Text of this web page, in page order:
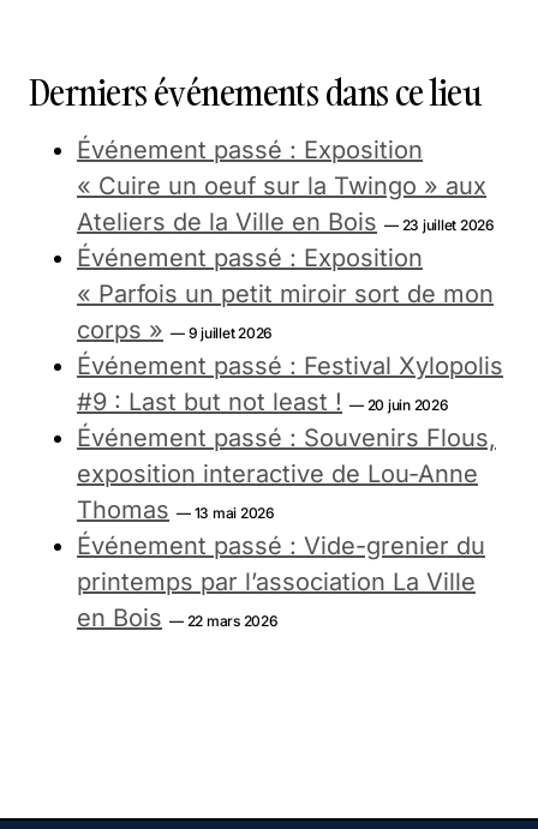
Derniers événements dans ce lieu
Événement passé : Exposition
« Cuire un oeuf sur la Twingo » aux
Ateliers de la Ville en Bois — 23 juillet 2026
Événement passé : Exposition
« Parfois un petit miroir sort de mon
corps » — 9 juillet 2026
Événement passé : Festival Xylopolis
#9 : Last but not least ! — 20 juin 2026
Événement passé : Souvenirs Flous,
exposition interactive de Lou-Anne
Thomas — 13 mai 2026
Événement passé : Vide-grenier du
printemps par l’association La Ville
en Bois — 22 mars 2026